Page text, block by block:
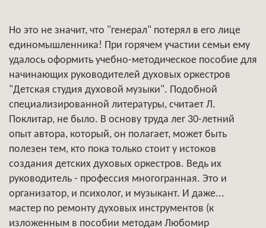
Но это не значит, что "генерал" потерял в его лице
единомышленника! При горячем участии семьи ему
удалось оформить учебно-методическое пособие для
начинающих руководителей духовых оркестров
"Детская студия духовой музыки". Подобной
специализированной литературы, считает Л.
Поклитар, не было. В основу труда лег 30-летний
опыт автора, который, он полагает, может быть
полезен тем, кто пока только стоит у истоков
создания детских духовых оркестров. Ведь их
руководитель - профессия многогранная. Это и
организатор, и психолог, и музыкант. И даже...
мастер по ремонту духовых инструментов (к
изложенным в пособии методам Любомир